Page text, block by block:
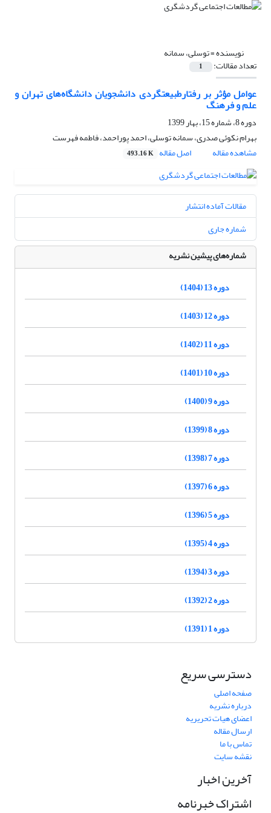
نویسنده =توسلی، سمانه
تعداد مقالات: 1
عوامل مؤثر بر رفتارطبیعت‏گردی دانشجویان دانشگاه‌های تهران و
علم و فرهنگ
دوره 8، شماره 15، بهار 1399
بهرام نکوئی صدری، سمانه توسلی، احمد پوراحمد، فاطمه فهرست
مشاهده مقاله
اصل مقاله 493.16 K
مقالات آماده انتشار
شماره جاری
شماره‌های پیشین نشریه
دوره 13 (1404)
دوره 12 (1403)
دوره 11 (1402)
دوره 10 (1401)
دوره 9 (1400)
دوره 8 (1399)
دوره 7 (1398)
دوره 6 (1397)
دوره 5 (1396)
دوره 4 (1395)
دوره 3 (1394)
دوره 2 (1392)
دوره 1 (1391)
دسترسی سریع
صفحه اصلی
درباره نشریه
اعضای هیات تحریریه
ارسال مقاله
تماس با ما
نقشه سایت
آخرین اخبار
اشتراک خبرنامه